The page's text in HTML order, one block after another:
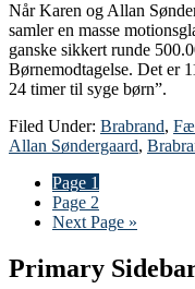
Når Karen og Allan
samler en masse
ganske sikkert runde
Børnemodtagelse. Det er
24 timer til syge børn”.
Filed Under: Brabrand,
Allan Søndergaard,
Page 1
Page 2
Next Page »
Primary